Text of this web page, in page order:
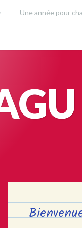
Une année pour